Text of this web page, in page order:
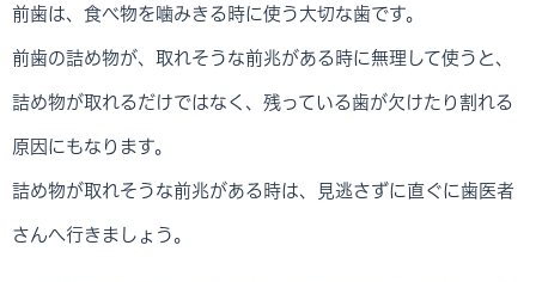
前歯は、食べ物を噛みきる時に使う大切な歯です。
前歯の詰め物が、取れそうな前兆がある時に無理して使うと、
詰め物が取れるだけではなく、残っている歯が欠けたり割れる
原因にもなります。
詰め物が取れそうな前兆がある時は、見逃さずに直ぐに歯医者
さんへ行きましょう。